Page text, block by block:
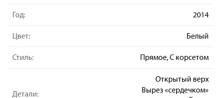
Год: 2014
Цвет: Белый
Стиль: Прямое, С корсетом
Детали:
Открытый верх
Вырез «сердечком»